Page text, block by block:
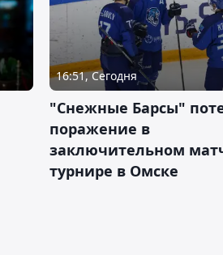
16:51, Сегодня
"Снежные Барсы"
поражение в
заключительном
турнире в Омске